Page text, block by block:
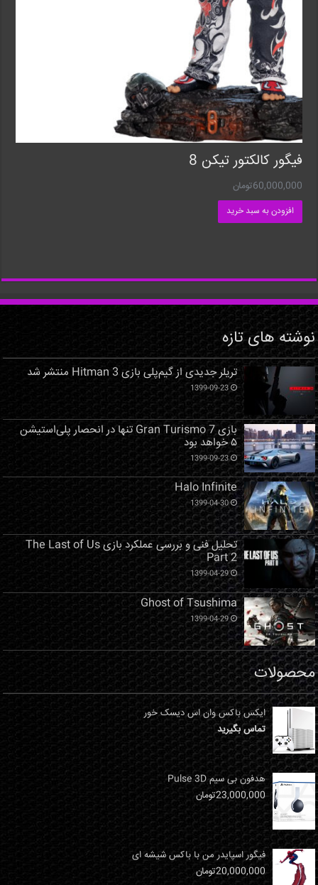
فیگور کالکتور تیکن 8
60,000,000تومان
افزودن به سبد خرید
نوشته های تازه
تریلر جدیدی از گیم‌پلی بازی Hitman 3 منتشر شد
1399-09-23
بازی Gran Turismo 7 تنها در انحصار پلی‌استیشن
۵ خواهد بود
1399-09-23
Halo Infinite
1399-04-30
تحلیل فنی و بررسی عملکرد بازی The Last of Us
Part 2
1399-04-29
Ghost of Tsushima
1399-04-29
محصولات
ایکس باکس وان اس دیسک خور
تماس بگیرید
هدفون بی سیم Pulse 3D
23,000,000تومان
فیگور اسپایدر من با باکس شیشه ای
20,000,000تومان